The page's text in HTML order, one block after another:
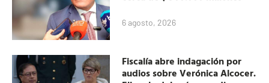
6 agosto, 2026
Fiscalía abre indagación por
audios sobre Verónica Alcocer.